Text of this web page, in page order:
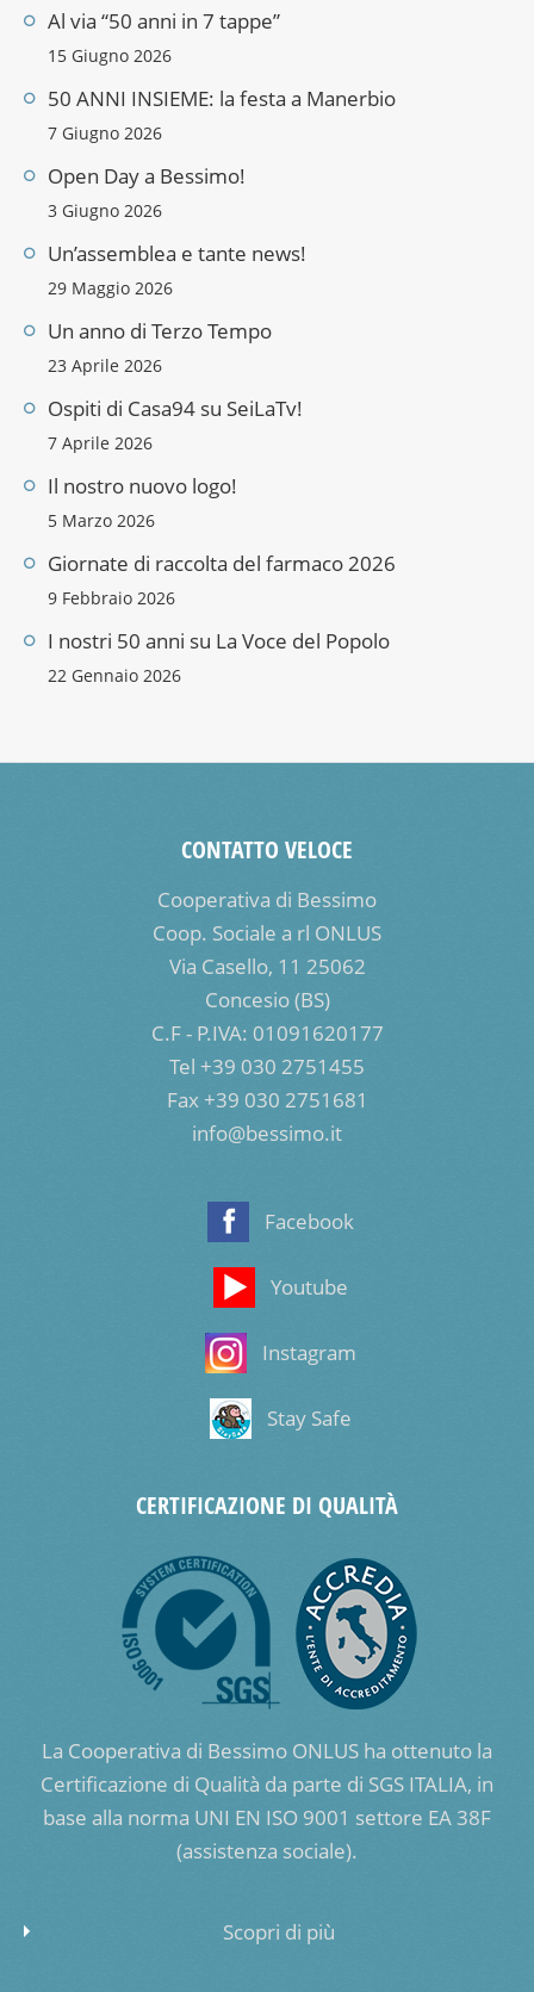
Al via “50 anni in 7 tappe”
15 Giugno 2026
50 ANNI INSIEME: la festa a Manerbio
7 Giugno 2026
Open Day a Bessimo!
3 Giugno 2026
Un’assemblea e tante news!
29 Maggio 2026
Un anno di Terzo Tempo
23 Aprile 2026
Ospiti di Casa94 su SeiLaTv!
7 Aprile 2026
Il nostro nuovo logo!
5 Marzo 2026
Giornate di raccolta del farmaco 2026
9 Febbraio 2026
I nostri 50 anni su La Voce del Popolo
22 Gennaio 2026
CONTATTO VELOCE
Cooperativa di Bessimo
Coop. Sociale a rl ONLUS
Via Casello, 11 25062
Concesio (BS)
C.F - P.IVA: 01091620177
Tel +39 030 2751455
Fax +39 030 2751681
info@bessimo.it
Facebook
Youtube
Instagram
Stay Safe
CERTIFICAZIONE DI QUALITÀ
La Cooperativa di Bessimo ONLUS ha ottenuto la
Certificazione di Qualità da parte di SGS ITALIA, in
base alla norma UNI EN ISO 9001 settore EA 38F
(assistenza sociale).
Scopri di più